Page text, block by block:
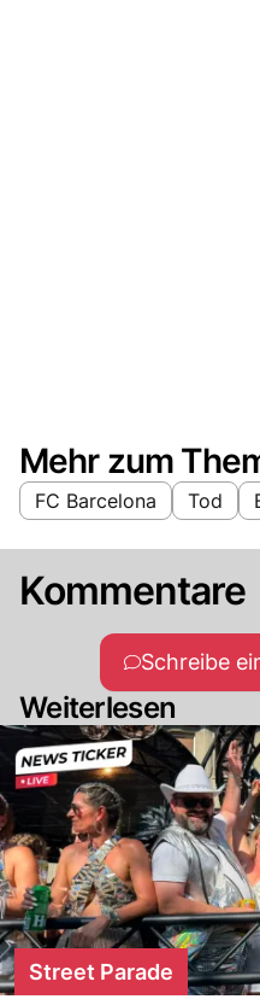
Mehr zum
FC Barcelona Tod
Kommentare
Schreibe
Weiterlesen
Street Parade